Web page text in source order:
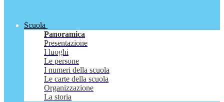
Scuola
Panoramica
Presentazione
I luoghi
Le persone
I numeri della scuola
Le carte della scuola
Organizzazione
La storia